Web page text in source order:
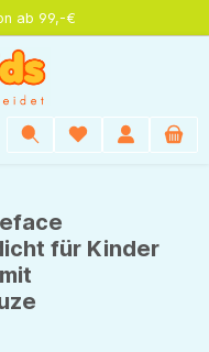
ab 99,-€
für Kinder